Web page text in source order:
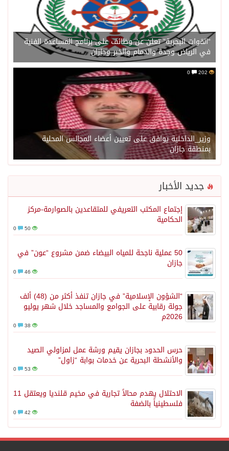
“القوات البحرية” تعلن عن وظائف على برنامج المساعدة الفنية
في الرياض وجدة والدمام والخبر وجازان
202
وزير_الداخلية يوافق على تعيين أعضاء المجالس المحلية
بمنطقة جازان
جديد الأخبار
إجتماع المكتب التعريفي للمتقاعدين بالصوارمة-مركز
الحكامية
50
50 عملية ناجحة للمياه البيضاء ضمن مشروع “عون” في
جازان
46
“الشؤون الإسلامية” في جازان تنفذ أكثر من (48) ألف
جولة رقابية على الجوامع والمساجد خلال شهر يوليو
2026م
38
حرس الحدود بجازان يقيم ورشة عمل لمزاولي الصيد
والأنشطة البحرية عن خدمات بوابة “زاول”
53
الاحتلال يهدم محالاً تجارية في مخيم قلنديا ويعتقل 11
فلسطينياً بالضفة
42